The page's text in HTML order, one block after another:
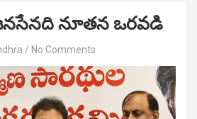
నూతన ఒరవడి
No Comments